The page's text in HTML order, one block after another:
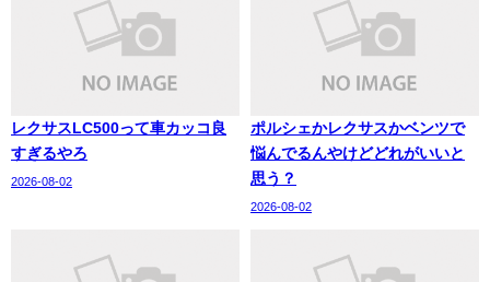
レクサスLC500って車カッコ良
すぎるやろ
2026-08-02
ポルシェかレクサスかベンツで
悩んでるんやけどどれがいいと
思う？
2026-08-02